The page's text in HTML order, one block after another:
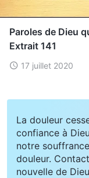
Paroles de Dieu
Extrait 141
17 juillet 2020
La douleur
confiance à
notre
douleur.
nouvelle de